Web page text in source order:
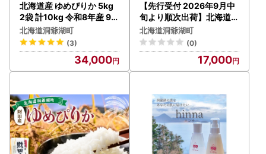
北海道産 ゆめぴりか 5kg
2袋 計10kg 令和8年産 9月
上旬より発送 財田米 米 お
米 精米 北海道米 ご飯 ごは
ん ライス ブランド米 国産
米 白米 ギフト お取り寄せ
農家直送 宮内農園 北海道
北海道洞爺湖町
(3)
34,000
【先行受付 2026年9月中
旬より順次出荷】北海道産
財田米 ななつぼし 5kg 令
和8年産 数量限定 たから
だ米 お米 米 コメ 精米 北
海道米 ご飯 ごはん 甘み 粘
り ライス ブランド米 国産
しい
北海道洞爺湖町
(0)
17,000